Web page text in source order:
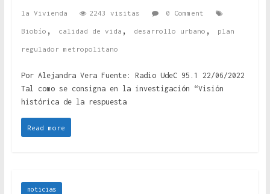
la Vivienda 2243 visitas 0 Comment
Biobío , calidad de vida , desarrollo urbano , plan
regulador metropolitano
Por Alejandra Vera Fuente: Radio UdeC 95.1 22/06/2022
Tal como se consigna en la investigación “Visión
histórica de la respuesta
Read more
noticias